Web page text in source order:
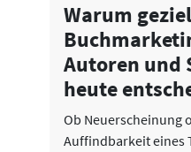
Warum
Autoren und
heute
Ob Neuerscheinung
Auffindbarkeit eines